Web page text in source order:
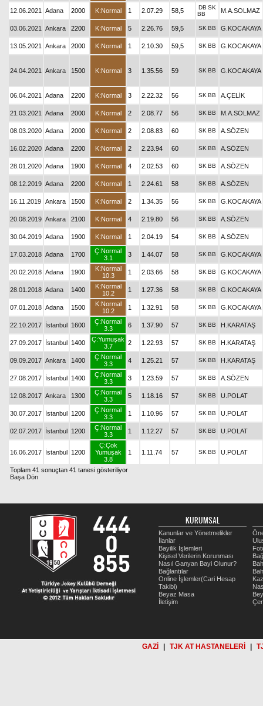
12.06.2021 Adana 2000 K:Normal 1 2.07.29 58,5 DB SK
BB
M.A.SOLMAZ
03.06.2021 Ankara 2200 K:Normal 5 2.26.76 59,5 SK BB G.KOCAKAYA
13.05.2021 Ankara 2000 K:Normal 1 2.10.30 59,5 SK BB G.KOCAKAYA
24.04.2021 Ankara 1500 K:Normal 3 1.35.56 59 SK BB G.KOCAKAYA
06.04.2021 Adana 2200 K:Normal 3 2.22.32 56 SK BB A.ÇELİK
21.03.2021 Adana 2000 K:Normal 2 2.08.77 56 SK BB M.A.SOLMAZ
08.03.2020 Adana 2000 K:Normal 2 2.08.83 60 SK BB A.SÖZEN
16.02.2020 Adana 2200 K:Normal 2 2.23.94 60 SK BB A.SÖZEN
28.01.2020 Adana 1900 K:Normal 4 2.02.53 60 SK BB A.SÖZEN
08.12.2019 Adana 2200 K:Normal 1 2.24.61 58 SK BB A.SÖZEN
16.11.2019 Ankara 1500 K:Normal 2 1.34.35 56 SK BB G.KOCAKAYA
20.08.2019 Ankara 2100 K:Normal 4 2.19.80 56 SK BB A.SÖZEN
30.04.2019 Adana 1900 K:Normal 1 2.04.19 54 SK BB A.SÖZEN
17.03.2018 Adana 1700
Ç:Normal
3.1
3 1.44.07 58 SK BB G.KOCAKAYA
20.02.2018 Adana 1900
K:Normal
10.3
1 2.03.66 58 SK BB G.KOCAKAYA
28.01.2018 Adana 1400
K:Normal
10.2
1 1.27.36 58 SK BB G.KOCAKAYA
07.01.2018 Adana 1500
K:Normal
10.2
1 1.32.91 58 SK BB G.KOCAKAYA
22.10.2017 İstanbul 1600
Ç:Normal
3.3
6 1.37.90 57 SK BB H.KARATAŞ
27.09.2017 İstanbul 1400
Ç:Yumuşak
3.7
2 1.22.93 57 SK BB H.KARATAŞ
09.09.2017 Ankara 1400
Ç:Normal
3.3
4 1.25.21 57 SK BB H.KARATAŞ
27.08.2017 İstanbul 1400
Ç:Normal
3.3
3 1.23.59 57 SK BB A.SÖZEN
12.08.2017 Ankara 1300
Ç:Normal
3.3
5 1.18.16 57 SK BB U.POLAT
30.07.2017 İstanbul 1200
Ç:Normal
3.3
1 1.10.96 57 SK BB U.POLAT
02.07.2017 İstanbul 1200
Ç:Normal
3.3
1 1.12.27 57 SK BB U.POLAT
16.06.2017 İstanbul 1200
Ç:Çok
Yumuşak
3.8
1 1.11.74 57 SK BB U.POLAT
Toplam 41 sonuçtan 41 tanesi gösteriliyor
Başa Dön
KURUMSAL
Kanunlar ve Yönetmelikler
İlanlar
Bayilik İşlemleri
Kişisel Verilerin Korunması
Nasıl Ganyan Bayi Olunur?
Bağlantılar
Online İşlemler(Cari Hesap
Takibi)
Beyaz Masa
İletişim
GAZİ TJK AT HASTANELERİ